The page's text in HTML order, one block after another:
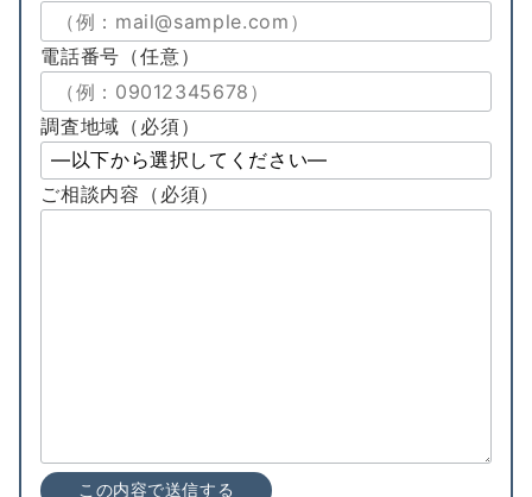
電話番号 （任意）
調査地域（必須）
ご相談内容 （必須）